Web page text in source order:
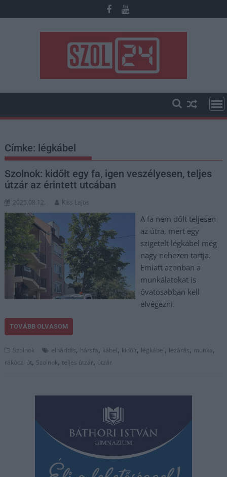
to
Címke: légkábel
Szolnok: kidőlt egy fa, igen veszélyesen, teljes
útzár az érintett utcában
2025.08.12. Kiss Lajos
A fa nem dőlt teljesen
az útra, mert egy
szigetelt légkábel még
nagy nehezen tartja.
Emiatt azonban a
munkálatokat is
óvatosabban kell
elvégezni.
TOVÁBB OLVASOM
Szolnok elhárítás, hársfa, kábel, kidőlt, légkábel, lezárás, munka,
rákóczi út, Szolnok, teljes útzár, útzár